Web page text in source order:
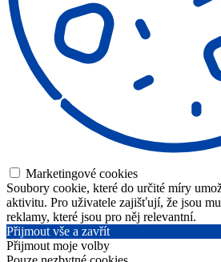
Marketingové cookies
Soubory cookie, které do určité míry
aktivitu. Pro uživatele zajišťují, že jsou
reklamy, které jsou pro něj relevantní.
Přijmout vše a zavřít
Přijmout moje volby